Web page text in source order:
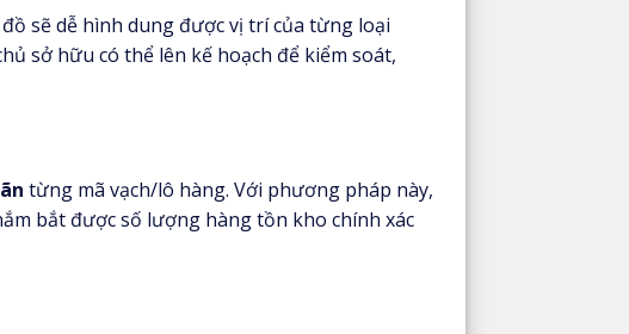
sẽ dễ hình dung được vị trí của từng loại
sở hữu có thể lên kế hoạch để kiểm soát,
từng mã vạch/lô hàng. Với phương pháp này,
bắt được số lượng hàng tồn kho chính xác